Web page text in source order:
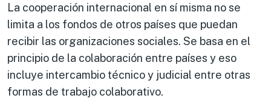
La cooperación internacional en sí misma no se
limita a los fondos de otros países que puedan
recibir las organizaciones sociales. Se basa en el
principio de la colaboración entre países y eso
incluye intercambio técnico y judicial entre otras
formas de trabajo colaborativo.